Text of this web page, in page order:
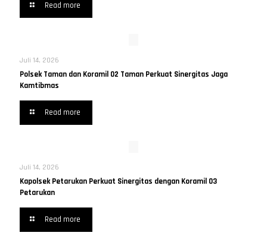
Read more
Juli 14, 2026
Polsek Taman dan Koramil 02 Taman Perkuat Sinergitas Jaga
Kamtibmas
Read more
Juli 14, 2026
Kapolsek Petarukan Perkuat Sinergitas dengan Koramil 03
Petarukan
Read more